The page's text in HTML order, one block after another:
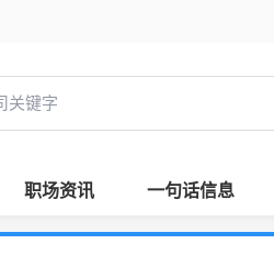
职场资讯 一句话信息